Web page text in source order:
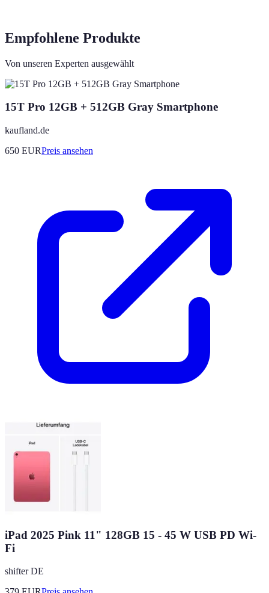
Empfohlene Produkte
Von unseren Experten ausgewählt
15T Pro 12GB + 512GB Gray Smartphone
kaufland.de
650 EURPreis ansehen
iPad 2025 Pink 11" 128GB 15 - 45 W USB PD Wi-
Fi
shifter DE